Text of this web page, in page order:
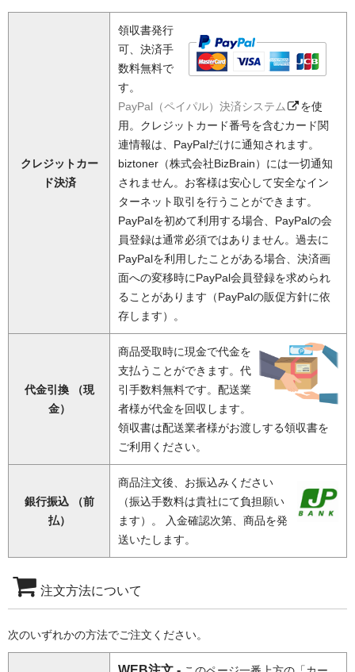
クレジットカー
ド決済
領収書発行
可、決済手
数料無料で
す。
PayPal（ペイパル）決済システム
を使
用。クレジットカード番号を含むカード関
連情報は、PayPalだけに通知されます。
biztoner（株式会社BizBrain）には一切通知
されません。お客様は安心して安全なイン
ターネット取引を行うことができます。
PayPalを初めて利用する場合、PayPalの会
員登録は通常必須ではありません。過去に
PayPalを利用したことがある場合、決済画
面への変移時にPayPal会員登録を求められ
ることがあります（PayPalの販促方針に依
存します）。
代金引換 （現
金）
商品受取時に現金で代金を
支払うことができます。代
引手数料無料です。配送業
者様が代金を回収します。
領収書は配送業者様がお渡しする領収書を
ご利用ください。
銀行振込 （前
払）
商品注文後、お振込みください
（振込手数料は貴社にて負担願い
ます）。 入金確認次第、商品を発
送いたします。
注文方法について
次のいずれかの方法でご注文ください。